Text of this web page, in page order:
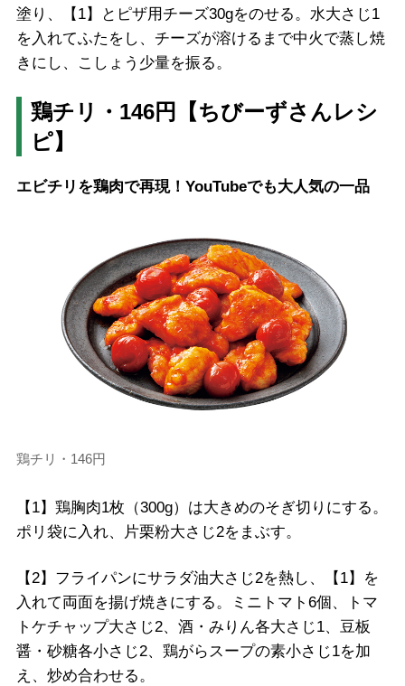
塗り、【1】とピザ用チーズ30gをのせる。水大さじ1
を入れてふたをし、チーズが溶けるまで中火で蒸し焼
きにし、こしょう少量を振る。
鶏チリ・146円【ちびーずさんレシ
ピ】
エビチリを鶏肉で再現！YouTubeでも大人気の一品
鶏チリ・146円
【1】鶏胸肉1枚（300g）は大きめのそぎ切りにする。
ポリ袋に入れ、片栗粉大さじ2をまぶす。
【2】フライパンにサラダ油大さじ2を熱し、【1】を
入れて両面を揚げ焼きにする。ミニトマト6個、トマ
トケチャップ大さじ2、酒・みりん各大さじ1、豆板
醤・砂糖各小さじ2、鶏がらスープの素小さじ1を加
え、炒め合わせる。